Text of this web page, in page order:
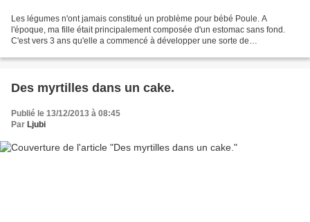
Les légumes n'ont jamais constitué un problème pour bébé Poule. A
l'époque, ma fille était principalement composée d'un estomac sans fond.
C'est vers 3 ans qu'elle a commencé à développer une sorte de
Des myrtilles dans un cake.
Publié le 13/12/2013 à 08:45
Par Ljubi